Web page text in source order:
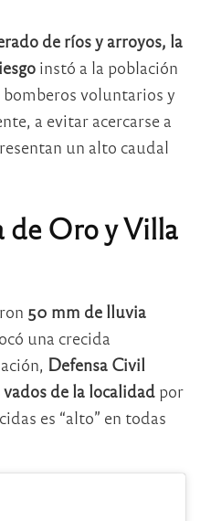
de ríos y arroyos, la
instó a la población
bomberos voluntarios y
a evitar acercarse a
un alto caudal
de Oro y Villa
50 mm de lluvia
una crecida
Defensa Civil
de la localidad por
es “alto” en todas